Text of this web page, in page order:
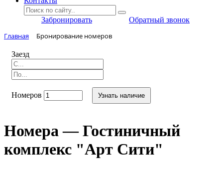
Забронировать Обратный звонок
Главная Бронирование номеров
Заезд
Номеров Узнать наличие
Номера — Гостиничный
комплекс "Арт Сити"